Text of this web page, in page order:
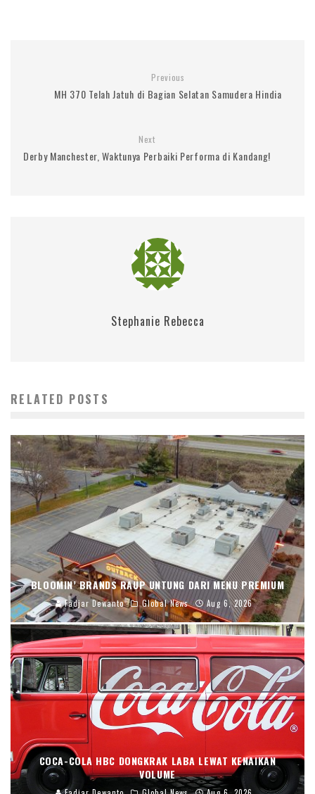
Previous
MH 370 Telah Jatuh di Bagian Selatan Samudera Hindia
Next
Derby Manchester, Waktunya Perbaiki Performa di Kandang!
Stephanie Rebecca
RELATED POSTS
BLOOMIN’ BRANDS RAUP UNTUNG DARI MENU PREMIUM
Fadjar Dewanto Global News Aug 6, 2026
COCA-COLA HBC DONGKRAK LABA LEWAT KENAIKAN
VOLUME